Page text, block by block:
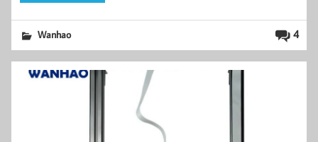
4
Wanhao